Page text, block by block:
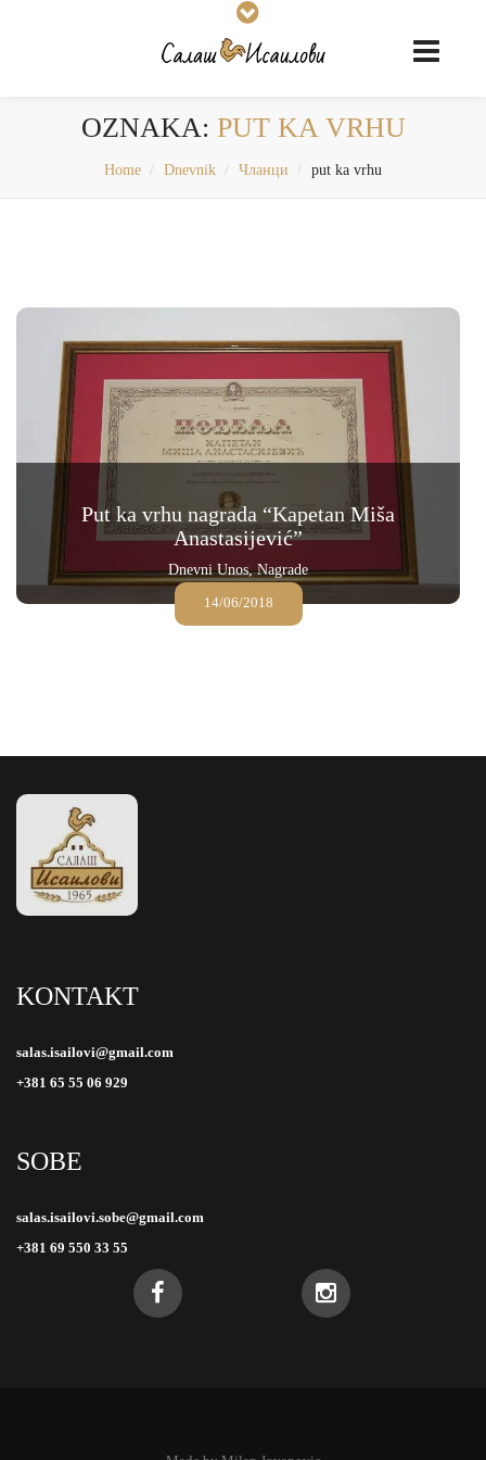
OZNAKA: PUT KA VRHU
Home Dnevnik Чланци put ka vrhu
Put ka vrhu nagrada “Kapetan Miša
Anastasijević”
Dnevni Unos,Nagrade
14/06/2018
KONTAKT
salas.isailovi@gmail.com
+381 65 55 06 929
SOBE
salas.isailovi.sobe@gmail.com
+381 69 550 33 55